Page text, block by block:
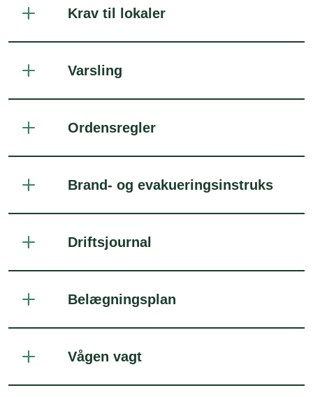
Krav til lokaler
Varsling
Ordensregler
Brand- og evakueringsinstruks
Driftsjournal
Belægningsplan
Vågen vagt